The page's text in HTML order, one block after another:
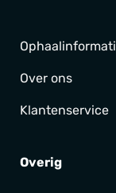
Over ons
Klantenservice
Overig